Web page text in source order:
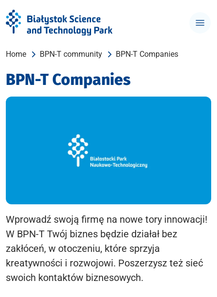
Home BPN-T community BPN-T Companies
BPN-T Companies
Wprowadź swoją firmę na nowe tory innowacji!
W BPN-T Twój biznes będzie działał bez
zakłóceń, w otoczeniu, które sprzyja
kreatywności i rozwojowi. Poszerzysz też sieć
swoich kontaktów biznesowych.